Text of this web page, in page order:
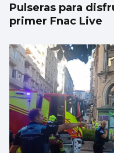
Pulseras para
primer Fnac Live